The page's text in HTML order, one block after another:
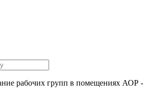
рабочих групп в помещениях АОР -